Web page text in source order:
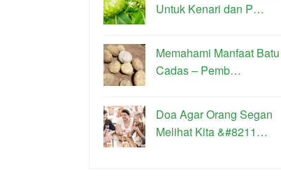
Untuk Kenari dan P…
Memahami Manfaat Batu
Cadas – Pemb…
Doa Agar Orang Segan
Melihat Kita &#8211…